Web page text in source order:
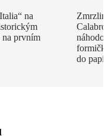
na
na prvním
do